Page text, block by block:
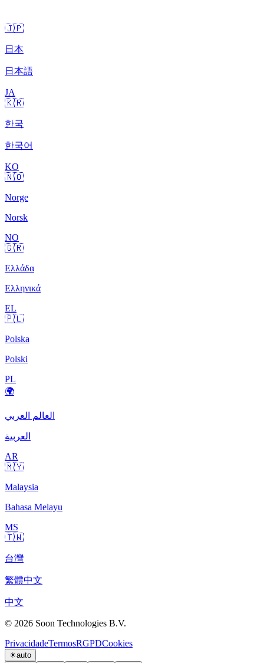
🇯🇵
日本
日本語
JA
🇰🇷
한국
한국어
KO
🇳🇴
Norge
Norsk
NO
🇬🇷
Ελλάδα
Ελληνικά
EL
🇵🇱
Polska
Polski
PL
🌍
العالم العربي
العربية
AR
🇲🇾
Malaysia
Bahasa Melayu
MS
🇹🇼
台灣
繁體中文
中文
© 2026 Soon Technologies B.V.
PrivacidadeTermosRGPDCookies
☀auto